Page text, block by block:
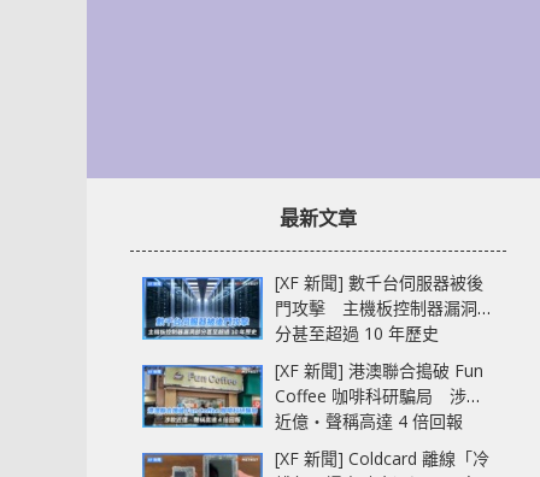
最新文章
[XF 新聞] 數千台伺服器被後
門攻擊 主機板控制器漏洞部
分甚至超過 10 年歷史
[XF 新聞] 港澳聯合搗破 Fun
Coffee 咖啡科研騙局 涉款
近億‧聲稱高達 4 倍回報
[XF 新聞] Coldcard 離線「冷